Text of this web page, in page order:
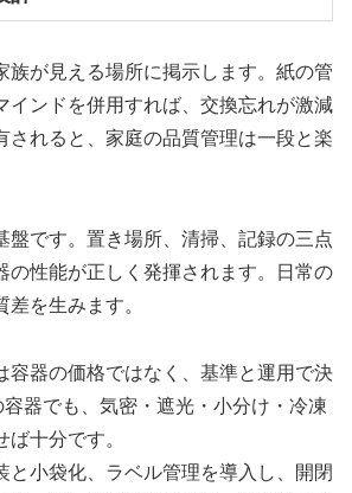
族が見える場所に掲示します。紙の管
インドを併用すれば、交換忘れが激減
されると、家庭の品質管理は一段と楽
盤です。置き場所、清掃、記録の三点
の性能が正しく発揮されます。日常の
を生みます。
容器の価格ではなく、基準と運用で決
器でも、気密・遮光・小分け・冷凍
ば十分です。
と小袋化、ラベル管理を導入し、開閉